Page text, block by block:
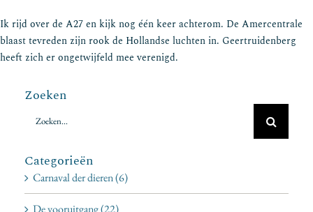
Ik rijd over de A27 en kijk nog één keer achterom. De Amercentrale
blaast tevreden zijn rook de Hollandse luchten in. Geertruidenberg
heeft zich er ongetwijfeld mee verenigd.
Zoeken
naar:
Categorieën
Carnaval der dieren (6)
De vooruitgang (22)